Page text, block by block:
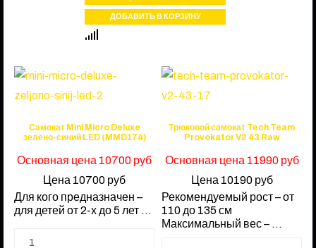
Самокат Mini Micro Deluxe
зелёно-синий LED (MMD174)
Основная цена 10700 руб
Цена 10700 руб
Для кого предназначен –
для детей от 2-х до 5 лет ...
Трюковой самокат Tech Team
Provokator V2 43 Raw
Основная цена 11990 руб
Цена 10190 руб
Рекомендуемый рост – от
110 до 135 см
Максимальный вес – ...